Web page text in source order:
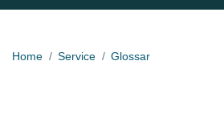
Home Service Glossar